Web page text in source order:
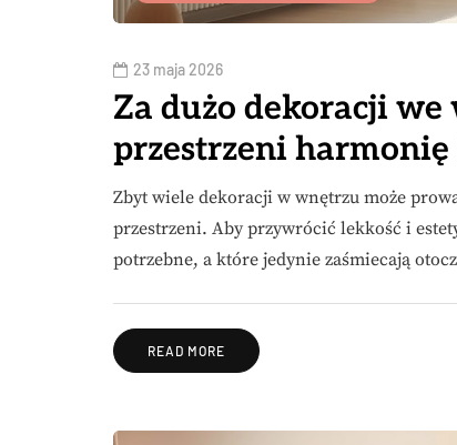
23 maja 2026
Za dużo dekoracji
przestrzeni harmonię
Zbyt wiele dekoracji w wnętrzu może
przestrzeni. Aby przywrócić lekkość i
potrzebne, a które jedynie zaśmiecają
READ MORE